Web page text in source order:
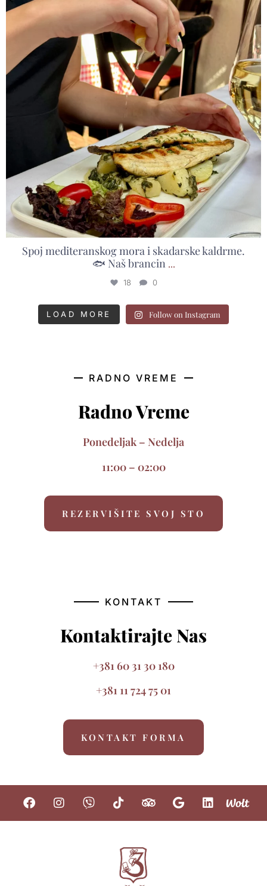
18 0
Spoj mediteranskog mora i skadarske kaldrme.
🐟 Naš brancin ...
18 0
LOAD MORE Follow on Instagram
RADNO VREME
Radno Vreme
Ponedeljak – Nedelja
11:00 – 02:00
REZERVIŠITE SVOJ STO
KONTAKT
Kontaktirajte Nas
+381 60 31 30 180
+381 11 724 75 01
KONTAKT FORMA